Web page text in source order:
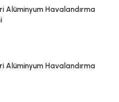
Alüminyum Havalandırma
Alüminyum Havalandırma